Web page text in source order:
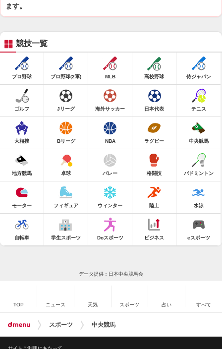
ます。
競技一覧
プロ野球 プロ野球(2軍) MLB 高校野球 侍ジャパン
ゴルフ Jリーグ 海外サッカー 日本代表 テニス
大相撲 Bリーグ NBA ラグビー 中央競馬
地方競馬 卓球 バレー 格闘技 バドミントン
モーター フィギュア ウィンター 陸上 水泳
自転車 学生スポーツ Doスポーツ ビジネス eスポーツ
データ提供：日本中央競馬会
TOP ニュース 天気 スポーツ 占い すべて
スポーツ 中央競馬